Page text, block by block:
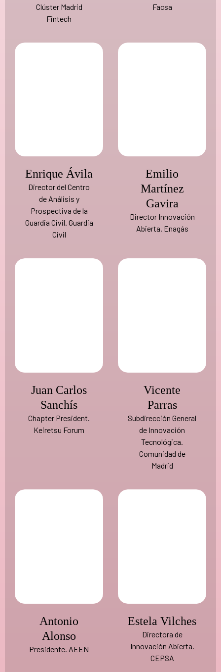
Clúster Madrid
Fintech
Facsa
Enrique Ávila
Director del Centro
de Análisis y
Prospectiva de la
Guardia Civil. Guardia
Civil
Emilio
Martínez
Gavira
Director Innovación
Abierta. Enagás
Juan Carlos
Sanchís
Chapter President.
Keiretsu Forum
Vicente
Parras
Subdirección General
de Innovación
Tecnológica.
Comunidad de
Madrid
Antonio
Alonso
Presidente. AEEN
Estela Vilches
Directora de
Innovación Abierta.
CEPSA